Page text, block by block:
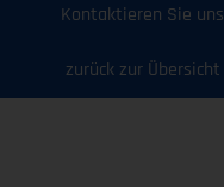
Kontaktieren Sie uns
zurück zur Übersicht